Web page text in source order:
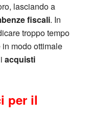
lasciando a
fiscali. In
troppo tempo
modo ottimale
acquisti
per il